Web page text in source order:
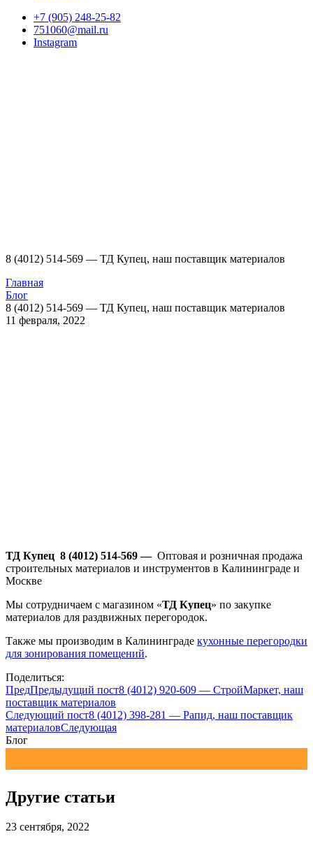
+7 (905) 248-25-82
751060@mail.ru
Instagram
8 (4012) 514-569 — ТД Купец, наш поставщик материалов
Главная
Блог
8 (4012) 514-569 — ТД Купец, наш поставщик материалов
11 февраля, 2022
ТД Купец 8 (4012) 514-569 —Оптовая и розничная продажа
строительных материалов и инструментов в Калининграде и
Москве
Мы сотрудничаем с магазином «ТД Купец» по закупке
материалов для раздвижных перегородок.
Также мы производим в Калининграде кухонные перегородки
для зонирования помещений.
Поделиться:
ПредПредыдущий пост8 (4012) 920-609 — СтройМаркет, наш
поставщик материалов
Следующий пост8 (4012) 398-281 — Рапид, наш поставщик
материаловСледующая
Блог
Другие статьи
23 сентября, 2022